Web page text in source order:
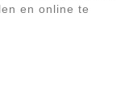
en online te